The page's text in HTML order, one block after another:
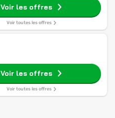
Voir les offres
Voir toutes les offres
Voir les offres
Voir toutes les offres